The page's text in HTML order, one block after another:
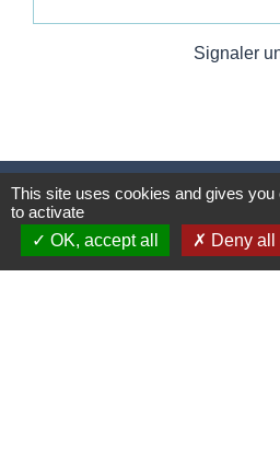
Signaler
Commune de
37
68320
This site uses cookies and gives
to activate
OK, accept all
Deny